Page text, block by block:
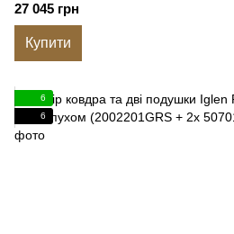
27 045 грн
Купити
6
6